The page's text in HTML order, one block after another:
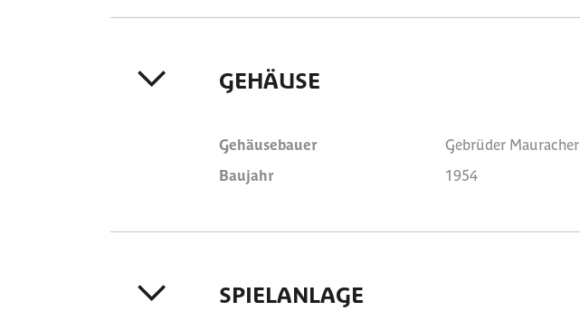
GEHÄUSE
Gehäusebauer
Gebrüder Mauracher
Baujahr
1954
SPIELANLAGE